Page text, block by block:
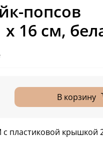
попсов
16 см,
В корзину
пластиковой крышкой